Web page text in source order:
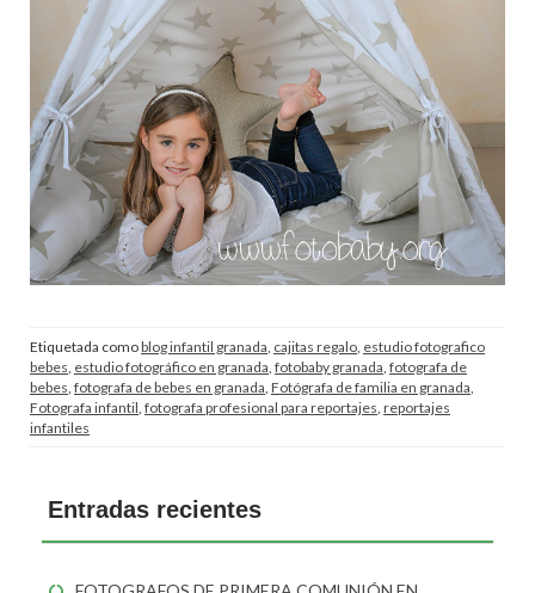
Etiquetada comoblog infantil granada, cajitas regalo, estudio fotografico
bebes, estudio fotográfico en granada, fotobaby granada, fotografa de
bebes, fotografa de bebes en granada, Fotógrafa de familia en granada,
Fotografa infantil, fotografa profesional para reportajes, reportajes
infantiles
Entradas recientes